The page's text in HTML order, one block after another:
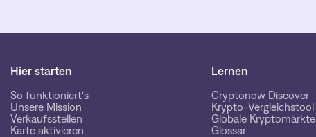
Hier starten
So funktioniert's
Unsere Mission
Verkaufsstellen
Karte aktivieren
Lernen
Cryptonow Discover
Krypto-Vergleichstool
Globale Kryptomärkte
Glossar